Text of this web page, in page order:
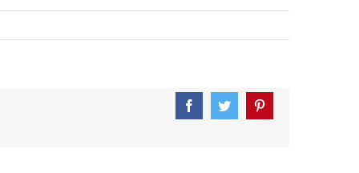
FacebookTwitterPinterest